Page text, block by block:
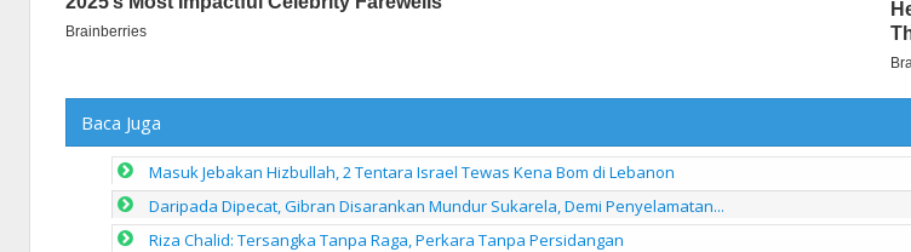
Baca Juga
Masuk Jebakan Hizbullah, 2 Tentara Israel Tewas Kena Bom di Lebanon
Daripada Dipecat, Gibran Disarankan Mundur Sukarela, Demi Penyelamatan...
Riza Chalid: Tersangka Tanpa Raga, Perkara Tanpa Persidangan